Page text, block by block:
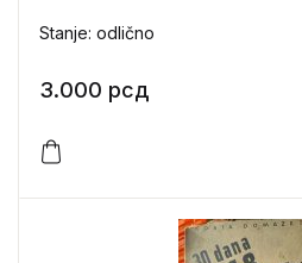
Stanje: odlično
3.000 рсд